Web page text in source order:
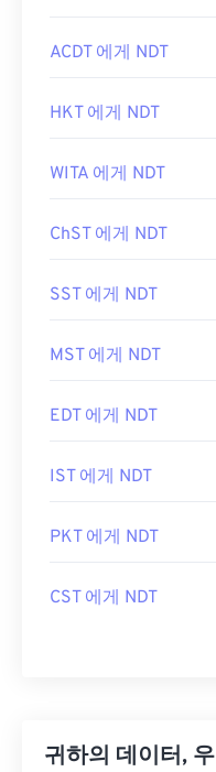
ACDT 에게 NDT
HKT 에게 NDT
WITA 에게 NDT
ChST 에게 NDT
SST 에게 NDT
MST 에게 NDT
EDT 에게 NDT
IST 에게 NDT
PKT 에게 NDT
CST 에게 NDT
귀하의 데이터,